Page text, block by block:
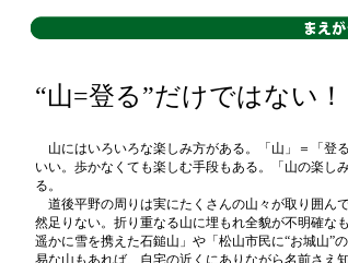
“山=登る”だけではない！
山にはいろいろな楽しみ方がある。「山」＝「登
いい。歩かなくても楽しむ手段もある。「山の楽し
る。
道後平野の周りは実にたくさんの山々が取り囲ん
然足りない。折り重なる山に埋もれ全貌が不明確な
遥かに雪を携えた石鎚山」や「松山市民に“お城山”
易な山もあれば、自宅の近くにありながら名前さえ